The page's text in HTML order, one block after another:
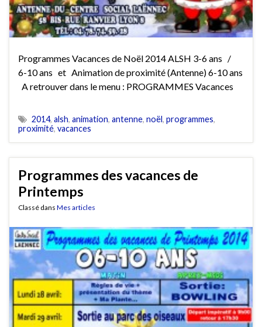
Programmes Vacances de Noël 2014 ALSH 3-6 ans /
6-10 ans et Animation de proximité (Antenne) 6-10 ans
A retrouver dans le menu : PROGRAMMES Vacances
2014, alsh, animation, antenne, noël, programmes,
proximité, vacances
Programmes des vacances de
Printemps
Classé dans Mes articles